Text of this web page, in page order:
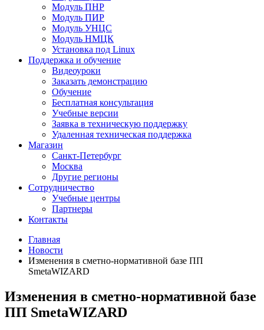
Модуль ПНР
Модуль ПИР
Модуль УНЦС
Модуль НМЦК
Установка под Linux
Поддержка и обучение
Видеоуроки
Заказать демонстрацию
Обучение
Бесплатная консультация
Учебные версии
Заявка в техническую поддержку
Удаленная техническая поддержка
Магазин
Санкт-Петербург
Москва
Другие регионы
Сотрудничество
Учебные центры
Партнеры
Контакты
Главная
Новости
Изменения в сметно-нормативной базе ПП
SmetaWIZARD
Изменения в сметно-нормативной базе
ПП SmetaWIZARD